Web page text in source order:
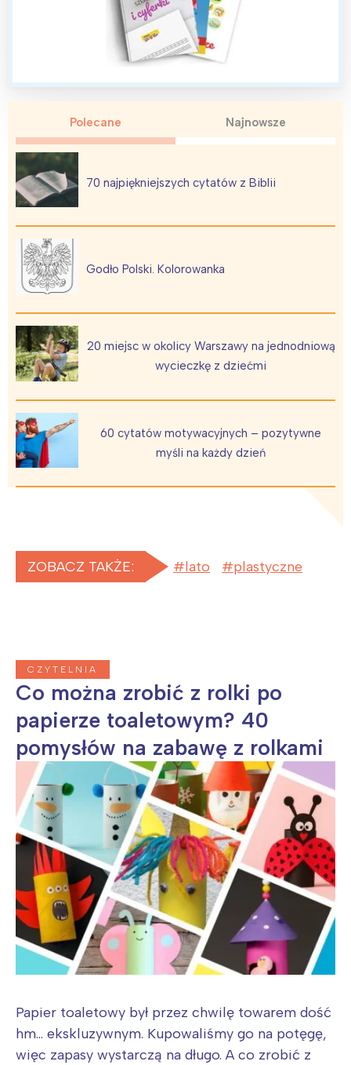
Polecane Najnowsze
70 najpiękniejszych cytatów z Biblii
Godło Polski. Kolorowanka
20 miejsc w okolicy Warszawy na jednodniową
wycieczkę z dziećmi
60 cytatów motywacyjnych – pozytywne
myśli na każdy dzień
ZOBACZ TAKŻE: lato plastyczne
CZYTELNIA
Co można zrobić z rolki po
papierze toaletowym? 40
pomysłów na zabawę z rolkami
Papier toaletowy był przez chwilę towarem dość
hm... ekskluzywnym. Kupowaliśmy go na potęgę,
więc zapasy wystarczą na długo. A co zrobić z
Interesują mnie wydarzenia z
Warszawa
Łódź
Poznań
Wrocław
Wszystkie
Wybieram